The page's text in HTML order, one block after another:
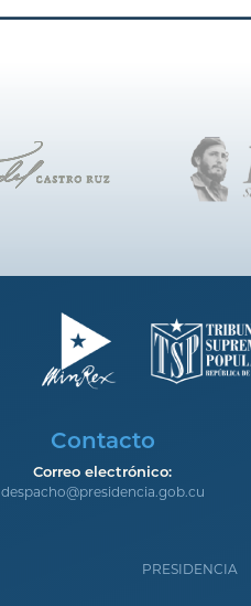
Contacto
Correo electrónico:
despacho@presidencia.gob.cu
PRESIDENCIA